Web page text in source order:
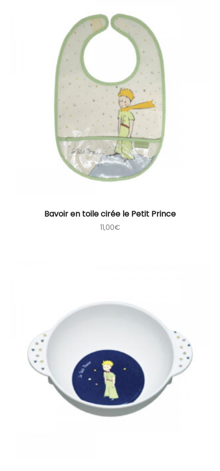
Bavoir en toile cirée le Petit Prince
11,00€